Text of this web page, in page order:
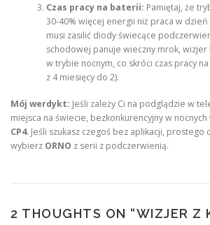
Czas pracy na baterii: Pamiętaj, że
30-40% więcej energii niż praca w
musi zasilić diody świecące
schodowej panuje wieczny mrok, wizjer
w trybie nocnym, co skróci czas pracy
z 4 miesięcy do 2).
Mój werdykt: Jeśli zależy Ci na podglądzie w
miejsca na świecie, bezkonkurencyjny w
CP4. Jeśli szukasz czegoś bez aplikacji, prostego
wybierz ORNO z serii z podczerwienią.
2 THOUGHTS ON “WIZJER Z